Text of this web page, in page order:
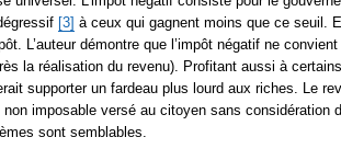
[3] à ceux qui gagnent moins que ce seuil.
L’auteur démontre que l’impôt négatif ne
la réalisation du revenu). Profitant aussi à
supporter un fardeau plus lourd aux riches. Le
imposable versé au citoyen sans considération
sont semblables.